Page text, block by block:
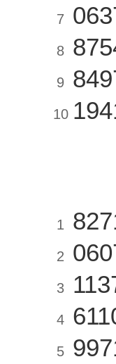
7
8
9
10
1
2
3
4
5